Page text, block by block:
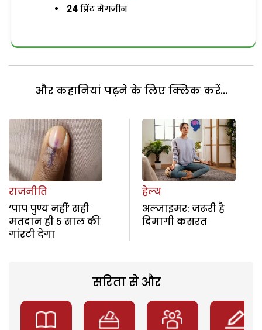
24 प्रिंट मैगजीन
और कहानियां पढ़ने के लिए क्लिक करें...
राजनीति
‘पाप पुण्य नहीं’ सही
मतदान ही 5 साल की
गांरटी देगा
हेल्थ
अल्जाइमर: जरूरी है
दिमागी कसरत
सरिता से और